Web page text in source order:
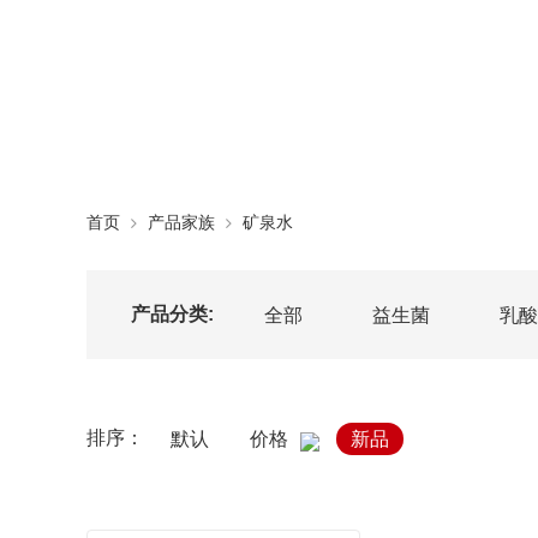
首页 产品家族 矿泉水
产品分类: 全部 益生菌 乳
排序： 默认 价格 新品